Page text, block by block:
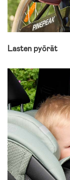
Lasten pyörät